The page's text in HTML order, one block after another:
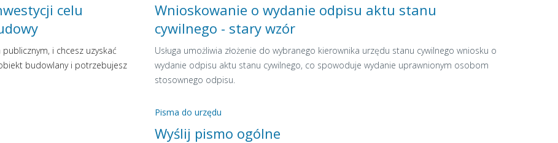
celu
i chcesz uzyskać
budowlany i potrzebujesz
Wnioskowanie o wydanie odpisu aktu stanu
cywilnego - stary wzór
Usługa umożliwia złożenie do wybranego kierownika urzędu stanu cywilnego wniosku o
wydanie odpisu aktu stanu cywilnego, co spowoduje wydanie uprawnionym osobom
stosownego odpisu.
Pisma do urzędu
Wyślij pismo ogólne